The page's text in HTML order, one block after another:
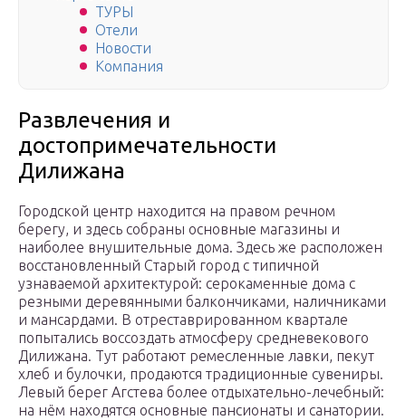
ТУРЫ
Отели
Новости
Компания
Развлечения и
достопримечательности
Дилижана
Городской центр находится на правом речном
берегу, и здесь собраны основные магазины и
наиболее внушительные дома. Здесь же расположен
восстановленный Старый город с типичной
узнаваемой архитектурой: серокаменные дома с
резными деревянными балкончиками, наличниками
и мансардами. В отреставрированном квартале
попытались воссоздать атмосферу средневекового
Дилижана. Тут работают ремесленные лавки, пекут
хлеб и булочки, продаются традиционные сувениры.
Левый берег Агстева более отдыхательно-лечебный:
на нём находятся основные пансионаты и санатории.